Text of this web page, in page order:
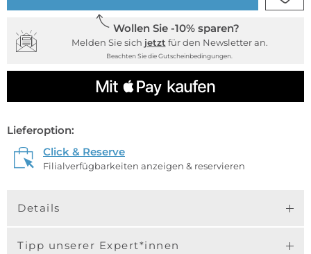
Wollen Sie -10% sparen?
Melden Sie sich jetzt für den Newsletter an.
Beachten Sie die Gutscheinbedingungen.
Lieferoption:
Click & Reserve
Filialverfügbarkeiten anzeigen & reservieren
Details
Tipp unserer Expert*innen